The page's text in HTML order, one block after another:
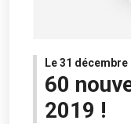
Le 31 décembre
60
2019 !